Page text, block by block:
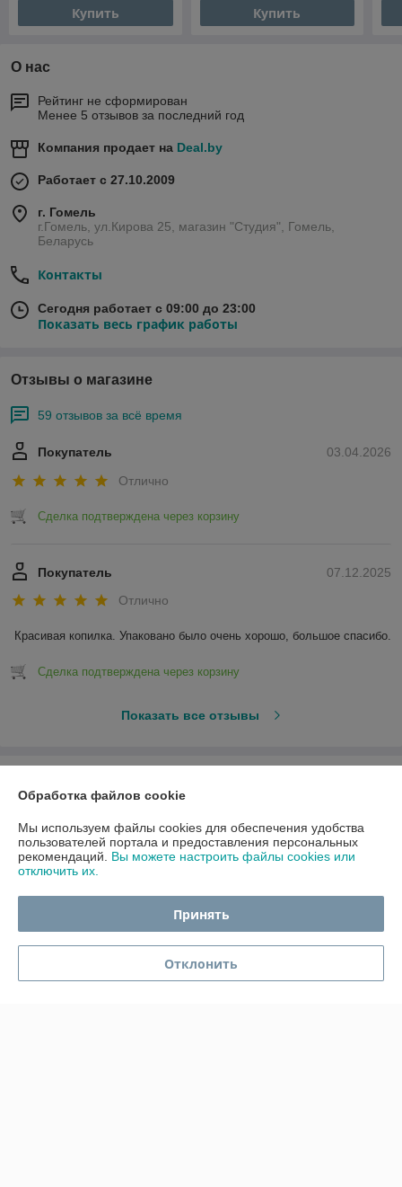
Купить Купить
О нас
Рейтинг не сформирован
Менее 5 отзывов за последний год
Компания продает на Deal.by
Работает с 27.10.2009
г. Гомель
г.Гомель, ул.Кирова 25, магазин "Студия", Гомель,
Беларусь
Контакты
Сегодня работает с 09:00 до 23:00
Показать весь график работы
Отзывы о магазине
59 отзывов за всё время
03.04.2026
Покупатель
Отлично
Сделка подтверждена через корзину
07.12.2025
Покупатель
Отлично
Красивая копилка. Упаковано было очень хорошо, большое спасибо.
Сделка подтверждена через корзину
Показать все отзывы
Доставка и оплата
Полная версия сайта
Обработка файлов cookie
Мы используем файлы cookies для обеспечения удобства
пользователей портала и предоставления персональных
рекомендаций. Вы можете настроить файлы cookies или
отключить их.
Принять
Отклонить